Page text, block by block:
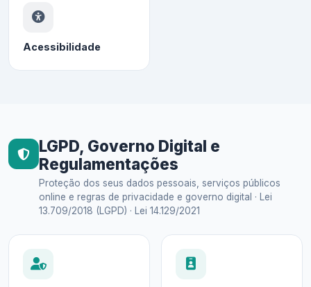
Acessibilidade
LGPD, Governo Digital e
Regulamentações
Proteção dos seus dados pessoais, serviços públicos
online e regras de privacidade e governo digital · Lei
13.709/2018 (LGPD) · Lei 14.129/2021